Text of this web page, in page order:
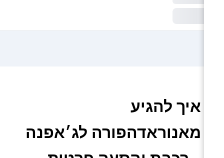
איך להגיע
מאנוראדהפורה לג׳אפנה